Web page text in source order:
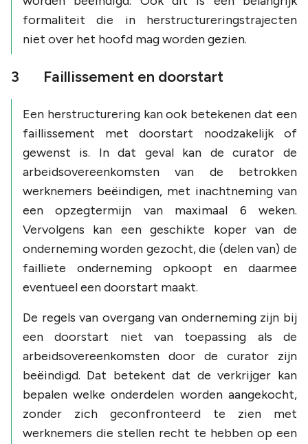
formaliteit die in herstructureringstrajecten
niet over het hoofd mag worden gezien.
3 Faillissement en doorstart
Een herstructurering kan ook betekenen dat een
faillissement met doorstart noodzakelijk of
gewenst is. In dat geval kan de curator de
arbeidsovereenkomsten van de betrokken
werknemers beëindigen, met inachtneming van
een opzegtermijn van maximaal 6 weken.
Vervolgens kan een geschikte koper van de
onderneming worden gezocht, die (delen van) de
failliete onderneming opkoopt en daarmee
eventueel een doorstart maakt.
De regels van overgang van onderneming zijn bij
een doorstart niet van toepassing als de
arbeidsovereenkomsten door de curator zijn
beëindigd. Dat betekent dat de verkrijger kan
bepalen welke onderdelen worden aangekocht,
zonder zich geconfronteerd te zien met
werknemers die stellen recht te hebben op een